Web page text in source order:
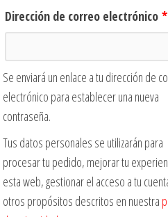
Dirección de correo electrónico*
Se enviará un enlace a tu dirección de
electrónico para establecer una nueva
contraseña.
Tus datos personales se utilizarán para
procesar tu pedido, mejorar tu
esta web, gestionar el acceso a tu
otros propósitos descritos en nuestra